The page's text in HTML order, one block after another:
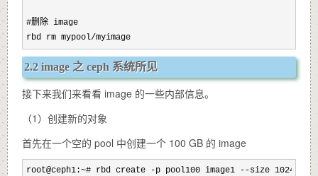
#删除 image
rbd rm mypool/myimage
2.2 image 之 ceph 系统所见
接下来我们来看看 image 的一些内部信息。
（1）创建新的对象
首先在一个空的 pool 中创建一个 100 GB 的 image
root@ceph1:~# rbd create -p pool100 image1 --size 102400